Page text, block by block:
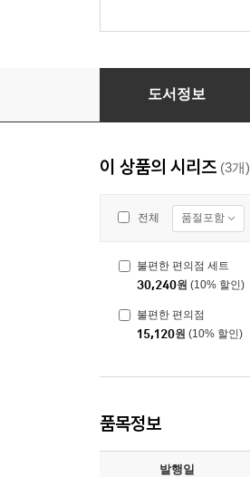
불편한 편의점
도서정보
이 상품의 시리즈 (3개)
전체 품절포함
불편한 편의점 세트
30,240원 (10% 할인)
불편한 편의점
15,120원 (10% 할인)
품목정보
발행일